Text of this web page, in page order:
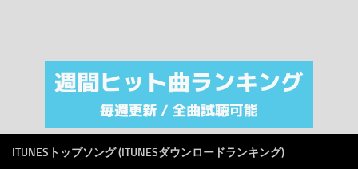
注目カテゴリ
オリジナルiTunes週間トップソング
ITUNESトップソング (ITUNESダウンロードランキング)